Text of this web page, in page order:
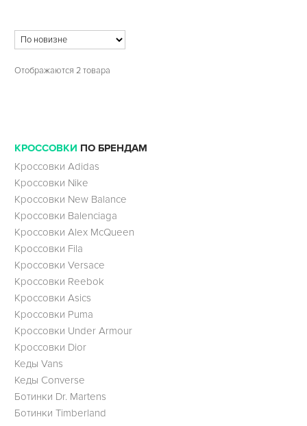
Отображаются 2 товара
КРОССОВКИ ПО БРЕНДАМ
Кроссовки Adidas
Кроссовки Nike
Кроссовки New Balance
Кроссовки Balenciaga
Кроссовки Alex McQueen
Кроссовки Fila
Кроссовки Versace
Кроссовки Reebok
Кроссовки Asics
Кроссовки Puma
Кроссовки Under Armour
Кроссовки Dior
Кеды Vans
Кеды Converse
Ботинки Dr. Martens
Ботинки Timberland